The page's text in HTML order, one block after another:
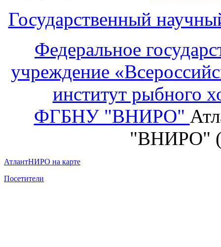
Государственный
Федеральное
учреждение
институт рыбного
ФГБНУ "ВНИРО"
"ВНИРО"
АтлантНИРО на карте
Посетители